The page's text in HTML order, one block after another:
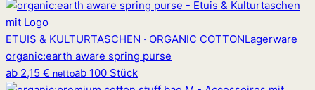
ETUIS & KULTURTASCHEN · ORGANIC COTTONLagerware
organic:earth aware spring purse
ab 2,15 € nettoab 100 Stück